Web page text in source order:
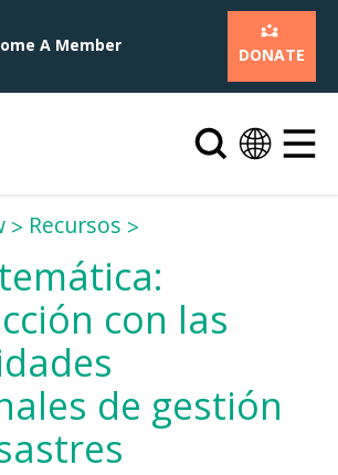
A Member DONATE
Recursos
con las
de gestión